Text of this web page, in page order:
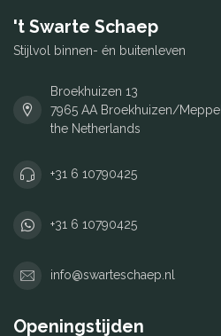
't Swarte Schaep
Stijlvol binnen- én buitenleven
Broekhuizen 13
7965 AA Broekhuizen/Meppel
the Netherlands
+31 6 10790425
+31 6 10790425
info@swarteschaep.nl
Openingstijden